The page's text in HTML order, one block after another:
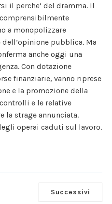
il perche’ del dramma. Il
a monopolizzare
pubblica. Ma
anche oggi una
Con dotazione
finanziarie, vanno riprese
e la promozione della
e le relative
la strage annunciata.
operai caduti sul lavoro.
Successivi